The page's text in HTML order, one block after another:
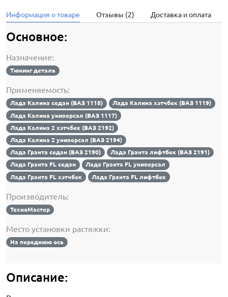
Информация о товаре Отзывы (2) Доставка и оплата
Основное:
Назначение:
Тюнинг деталь
Применяемость:
Лада Калина седан (ВАЗ 1118)
Лада Калина хэтчбек (ВАЗ 1119)
Лада Калина универсал (ВАЗ 1117)
Лада Калина 2 хэтчбек (ВАЗ 2192)
Лада Калина 2 универсал (ВАЗ 2194)
Лада Гранта седан (ВАЗ 2190)
Лада Гранта лифтбек (ВАЗ 2191)
Лада Гранта FL седан
Лада Гранта FL универсал
Лада Гранта FL хэтчбек
Лада Гранта FL лифтбек
Производитель:
ТехноМастер
Место установки растяжки:
На переднюю ось
Описание: